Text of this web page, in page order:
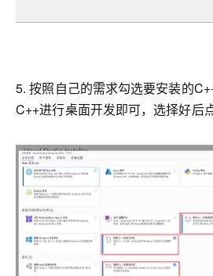
5. 按照自己的需求勾选要安装的
C++进行桌面开发即可，选择好后